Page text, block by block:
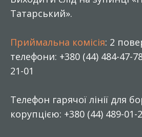
Татарський».
Приймальна комісія: 2
телефони: +380 (44) 484-47-
21-01
Телефон гарячої лінії для
корупцією: +380 (44) 489-01-